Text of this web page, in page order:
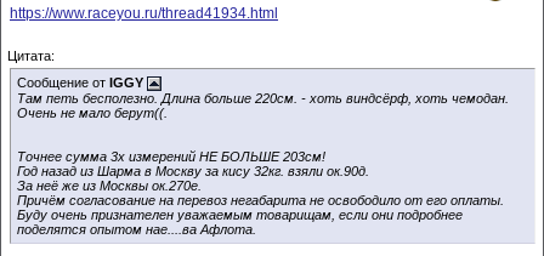
https://www.raceyou.ru/thread41934.html
Цитата:
Сообщение от IGGY
Там петь бесполезно. Длина больше 220см. - хоть виндсёрф, хоть чемодан.
Очень не мало берут((.
Точнее сумма 3х измерений НЕ БОЛЬШЕ 203см!
Год назад из Шарма в Москву за кису 32кг. взяли ок.90д.
За неё же из Москвы ок.270е.
Причём согласование на перевоз негабарита не освободило от его оплаты.
Буду очень признателен уважаемым товарищам, если они подробнее
поделятся опытом нае....ва Афлота.